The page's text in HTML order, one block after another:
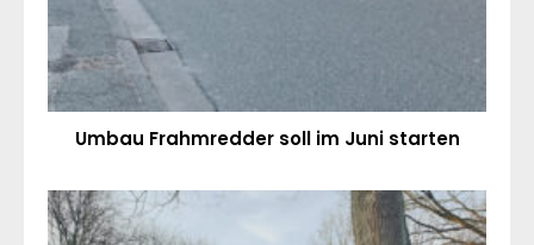
Umbau Frahmredder soll im Juni starten